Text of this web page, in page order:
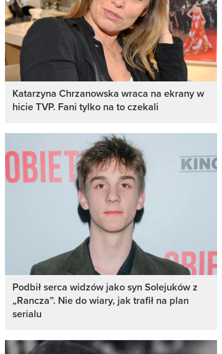
Katarzyna Chrzanowska wraca na ekrany w
hicie TVP. Fani tylko na to czekali
Podbił serca widzów jako syn Solejuków z
„Rancza”. Nie do wiary, jak trafił na plan
serialu